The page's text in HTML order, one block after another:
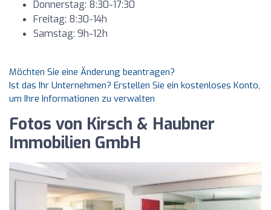
Donnerstag: 8:30-17:30
Freitag: 8:30-14h
Samstag: 9h-12h
Möchten Sie eine Änderung beantragen?
Ist das Ihr Unternehmen? Erstellen Sie ein kostenloses Konto,
um Ihre Informationen zu verwalten
Fotos von Kirsch & Haubner
Immobilien GmbH